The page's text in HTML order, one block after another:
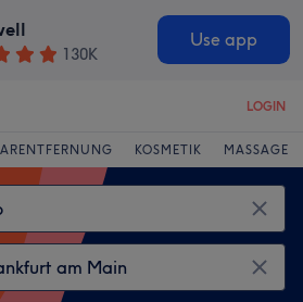
130K
Use app
LOGIN
KOSMETIK MASSAGE